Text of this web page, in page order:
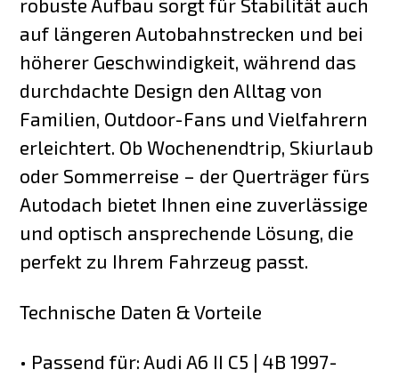
robuste Aufbau sorgt für Stabilität auch
auf längeren Autobahnstrecken und bei
höherer Geschwindigkeit, während das
durchdachte Design den Alltag von
Familien, Outdoor-Fans und Vielfahrern
erleichtert. Ob Wochenendtrip, Skiurlaub
oder Sommerreise – der Querträger fürs
Autodach bietet Ihnen eine zuverlässige
und optisch ansprechende Lösung, die
perfekt zu Ihrem Fahrzeug passt.
Technische Daten & Vorteile
• Passend für: Audi A6 II C5 | 4B 1997-